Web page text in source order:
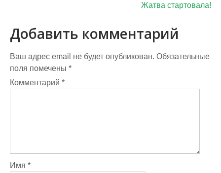
Жатва стартовала!
Добавить комментарий
Ваш адрес email не будет опубликован. Обязательные
поля помечены *
Комментарий *
Имя *